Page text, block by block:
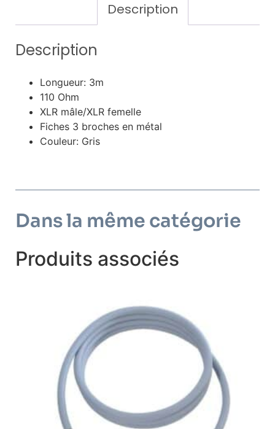
Description
Description
Longueur: 3m
110 Ohm
XLR mâle/XLR femelle
Fiches 3 broches en métal
Couleur: Gris
Dans la même catégorie
Produits associés